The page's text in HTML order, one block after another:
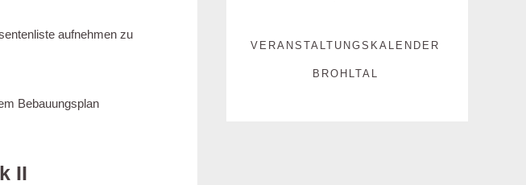
aufnehmen zu
Bebauungsplan
II
VERANSTALTUNGSKALENDER
BROHLTAL